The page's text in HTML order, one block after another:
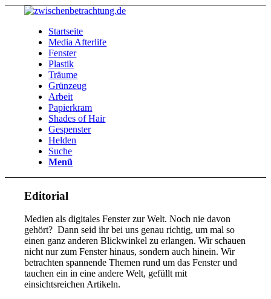
Startseite
Media Afterlife
Fenster
Plastik
Träume
Grünzeug
Arbeit
Papierkram
Shades of Hair
Gespenster
Helden
Suche
Menü
Editorial
Medien als digitales Fenster zur Welt. Noch nie davon
gehört? Dann seid ihr bei uns genau richtig, um mal so
einen ganz anderen Blickwinkel zu erlangen. Wir schauen
nicht nur zum Fenster hinaus, sondern auch hinein. Wir
betrachten spannende Themen rund um das Fenster und
tauchen ein in eine andere Welt, gefüllt mit
einsichtsreichen Artikeln.